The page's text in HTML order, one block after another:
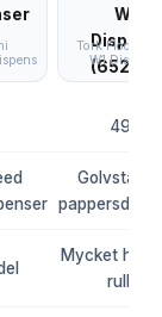
Tork Floor
W1 Dispense
499
Mycket hög
rulle)